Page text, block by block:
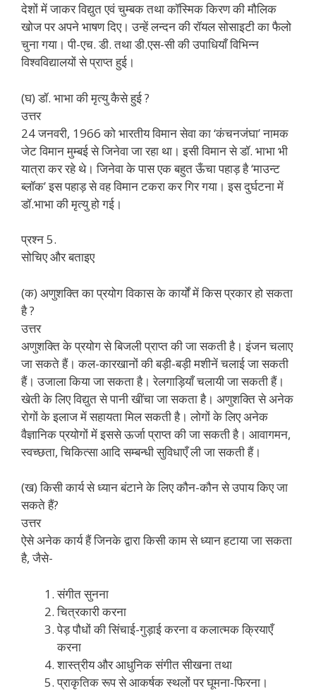
देशों में जाकर विद्युत एवं चुम्बक तथा कॉस्मिक किरण की मौलिक
खोज पर अपने भाषण दिए। उन्हें लन्दन की रॉयल सोसाइटी का फैलो
चुना गया। पी-एच. डी. तथा डी.एस-सी की उपाधियाँ विभिन्न
विश्वविद्यालयों से प्राप्त हुई।
(घ) डॉ. भाभा की मृत्यु कैसे हुई ?
उत्तर
24 जनवरी, 1966 को भारतीय विमान सेवा का ‘कंचनजंघा’ नामक
जेट विमान मुम्बई से जिनेवा जा रहा था। इसी विमान से डॉ. भाभा भी
यात्रा कर रहे थे। जिनेवा के पास एक बहुत ऊँचा पहाड़ है ‘माउन्ट
ब्लॉक’ इस पहाड़ से वह विमान टकरा कर गिर गया। इस दुर्घटना में
डॉ.भाभा की मृत्यु हो गई।
प्रश्न 5.
सोचिए और बताइए
(क) अणुशक्ति का प्रयोग विकास के कार्यों में किस प्रकार हो सकता
है ?
उत्तर
अणुशक्ति के प्रयोग से बिजली प्राप्त की जा सकती है। इंजन चलाए
जा सकते हैं। कल-कारखानों की बड़ी-बड़ी मशीनें चलाई जा सकती
हैं। उजाला किया जा सकता है। रेलगाड़ियाँ चलायी जा सकती हैं।
खेती के लिए विद्युत से पानी खींचा जा सकता है। अणुशक्ति से अनेक
रोगों के इलाज में सहायता मिल सकती है। लोगों के लिए अनेक
वैज्ञानिक प्रयोगों में इससे ऊर्जा प्राप्त की जा सकती है। आवागमन,
स्वच्छता, चिकित्सा आदि सम्बन्धी सुविधाएँ ली जा सकती हैं।
(ख) किसी कार्य से ध्यान बंटाने के लिए कौन-कौन से उपाय किए जा
सकते हैं?
उत्तर
ऐसे अनेक कार्य हैं जिनके द्वारा किसी काम से ध्यान हटाया जा सकता
है, जैसे-
संगीत सुनना
चित्रकारी करना
पेड़ पौधों की सिंचाई-गुड़ाई करना व कलात्मक क्रियाएँ
करना
शास्त्रीय और आधुनिक संगीत सीखना तथा
प्राकृतिक रूप से आकर्षक स्थलों पर घूमना-फिरना।